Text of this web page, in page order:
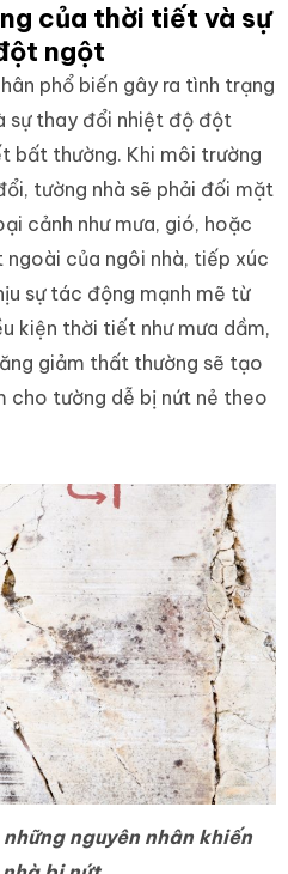
của thời tiết và sự
ngột
phổ biến gây ra tình trạng
sự thay đổi nhiệt độ đột
bất thường. Khi môi trường
tường nhà sẽ phải đối mặt
cảnh như mưa, gió, hoặc
ngoài của ngôi nhà, tiếp xúc
sự tác động mạnh mẽ từ
kiện thời tiết như mưa dầm,
giảm thất thường sẽ tạo
cho tường dễ bị nứt nẻ theo
nguyên nhân khiến